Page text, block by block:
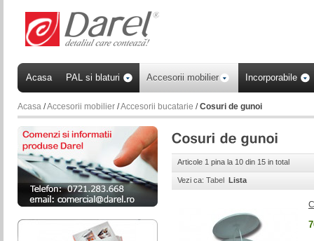
Articole 1 pina la 10 din 15 in total
Vezi ca: Tabel Lista
Acasa PAL si blaturi Accesorii mobilier Incorporabile
Acasa /Accesorii mobilier /Accesorii bucatarie /Cosuri de gunoi